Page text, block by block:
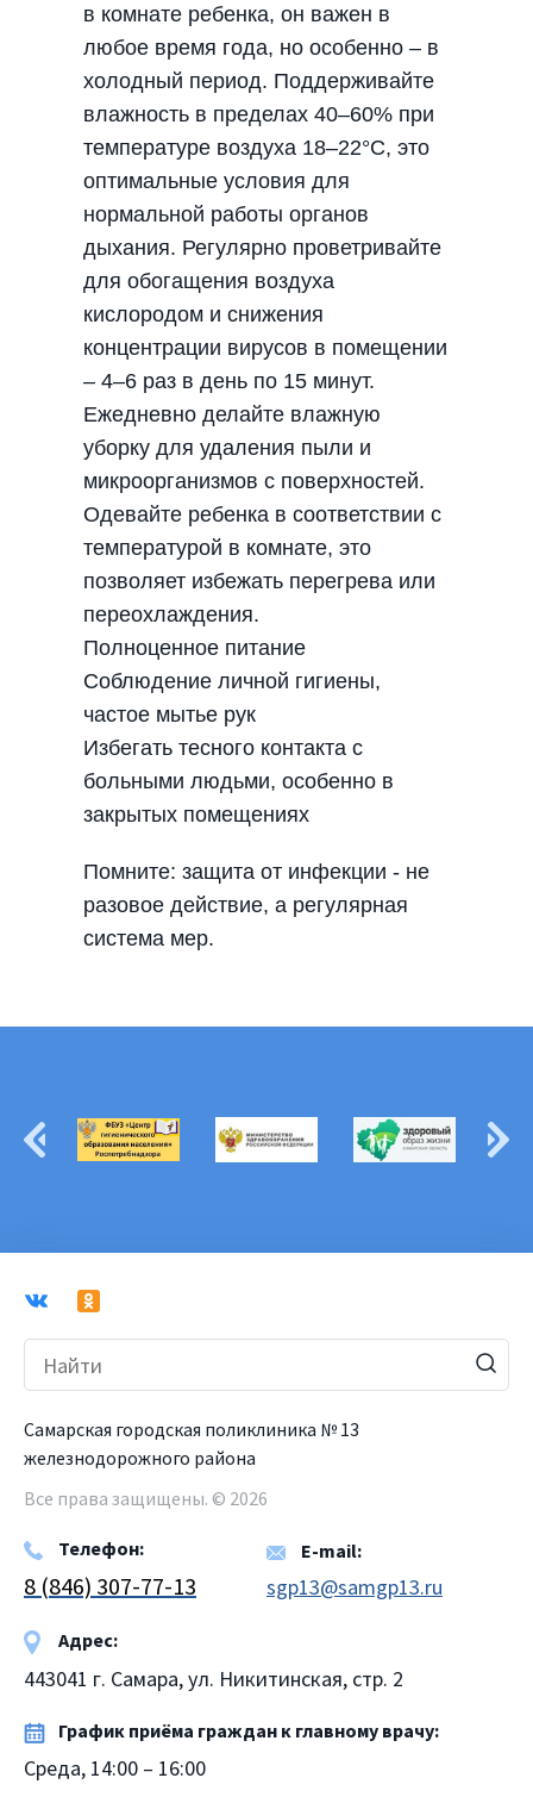
в комнате ребенка, он важен в
любое время года, но особенно – в
холодный период. Поддерживайте
влажность в пределах 40–60% при
температуре воздуха 18–22°C, это
оптимальные условия для
нормальной работы органов
дыхания. Регулярно проветривайте
для обогащения воздуха
кислородом и снижения
концентрации вирусов в помещении
– 4–6 раз в день по 15 минут.
Ежедневно делайте влажную
уборку для удаления пыли и
микроорганизмов с поверхностей.
Одевайте ребенка в соответствии с
температурой в комнате, это
позволяет избежать перегрева или
переохлаждения.
Полноценное питание
Соблюдение личной гигиены,
частое мытье рук
Избегать тесного контакта с
больными людьми, особенно в
закрытых помещениях
Помните: защита от инфекции - не
разовое действие, а регулярная
система мер.
Самарская городская поликлиника № 13
железнодорожного района
Все права защищены. © 2026
Телефон:
8 (846) 307-77-13
E-mail:
sgp13@samgp13.ru
Адрес:
443041 г. Самара, ул. Никитинская, стр. 2
График приёма граждан к главному врачу:
Среда, 14:00 – 16:00